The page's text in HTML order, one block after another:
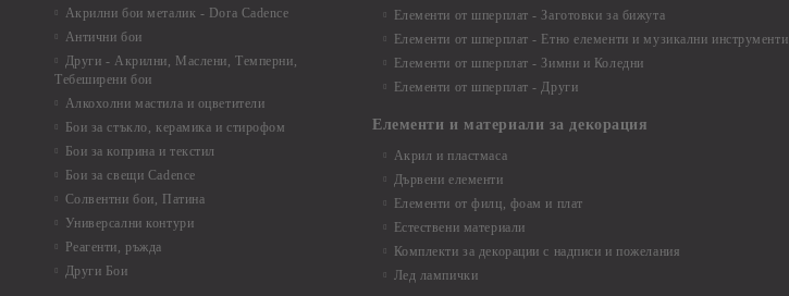
Акрилни бои металик - Dora Cadence
Антични бои
Други - Акрилни, Маслени, Темперни,
Тебеширени бои
Алкохолни мастила и оцветители
Бои за стъкло, керамика и стирофом
Бои за коприна и текстил
Бои за свещи Cadence
Солвентни бои, Патина
Универсални контури
Реагенти, ръжда
Други Бои
Елементи от шперплат - Заготовки за бижута
Елементи от шперплат - Етно елементи и музикални инструменти
Елементи от шперплат - Зимни и Коледни
Елементи от шперплат - Други
Елементи и материали за декорация
Акрил и пластмаса
Дървени елементи
Елементи от филц, фоам и плат
Естествени материали
Комплекти за декорации с надписи и пожелания
Лед лампички